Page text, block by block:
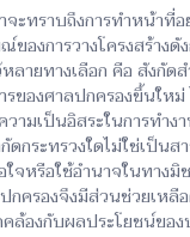
ทราบถึงการทำหน้าที่
งการวางโครงสร้าง
ลายทางเลือก คือ สัง
องศาลปกครองขึ้นให
ามเป็นอิสระในการทำ
ระทรวงใดไม่ใช่เป็น
ใจหรือใช้อำนาจในท
ครองจึงมีส่วนช่วยเห
งกับผลประโยชน์ของ